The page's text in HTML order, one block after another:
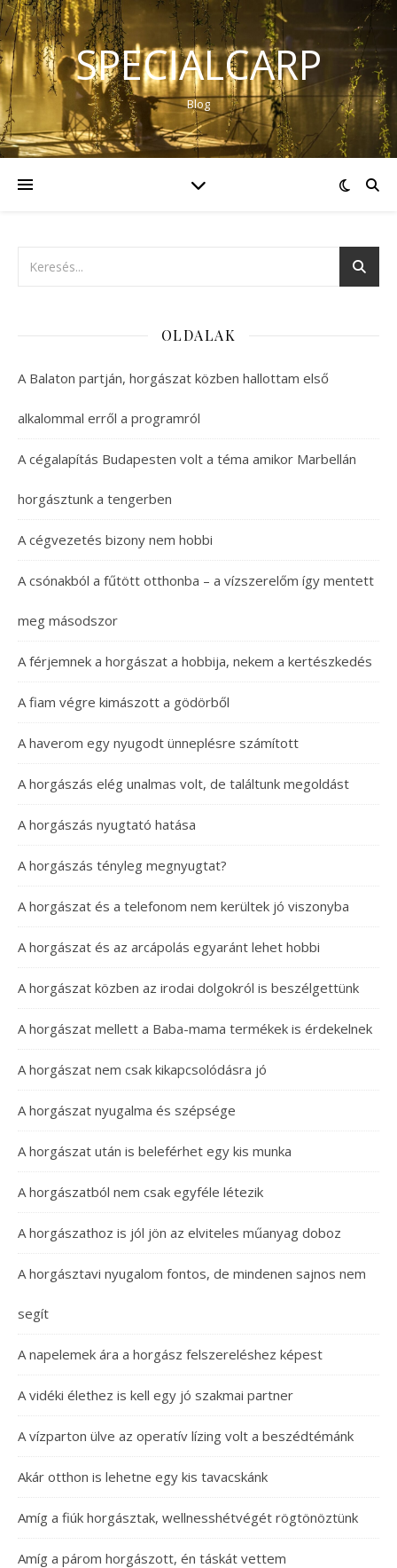
SPECIALCARP
Blog
OLDALAK
A Balaton partján, horgászat közben hallottam első
alkalommal erről a programról
A cégalapítás Budapesten volt a téma amikor Marbellán
horgásztunk a tengerben
A cégvezetés bizony nem hobbi
A csónakból a fűtött otthonba – a vízszerelőm így mentett
meg másodszor
A férjemnek a horgászat a hobbija, nekem a kertészkedés
A fiam végre kimászott a gödörből
A haverom egy nyugodt ünneplésre számított
A horgászás elég unalmas volt, de találtunk megoldást
A horgászás nyugtató hatása
A horgászás tényleg megnyugtat?
A horgászat és a telefonom nem kerültek jó viszonyba
A horgászat és az arcápolás egyaránt lehet hobbi
A horgászat közben az irodai dolgokról is beszélgettünk
A horgászat mellett a Baba-mama termékek is érdekelnek
A horgászat nem csak kikapcsolódásra jó
A horgászat nyugalma és szépsége
A horgászat után is beleférhet egy kis munka
A horgászatból nem csak egyféle létezik
A horgászathoz is jól jön az elviteles műanyag doboz
A horgásztavi nyugalom fontos, de mindenen sajnos nem
segít
A napelemek ára a horgász felszereléshez képest
A vidéki élethez is kell egy jó szakmai partner
A vízparton ülve az operatív lízing volt a beszédtémánk
Akár otthon is lehetne egy kis tavacskánk
Amíg a fiúk horgásztak, wellnesshétvégét rögtönöztünk
Amíg a párom horgászott, én táskát vettem